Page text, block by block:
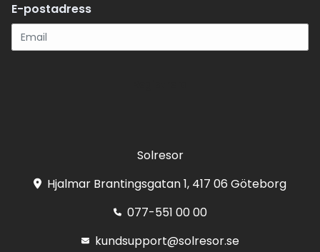
E-postadress
Solresor
Hjalmar Brantingsgatan 1, 417 06 Göteborg
077-551 00 00
kundsupport@solresor.se